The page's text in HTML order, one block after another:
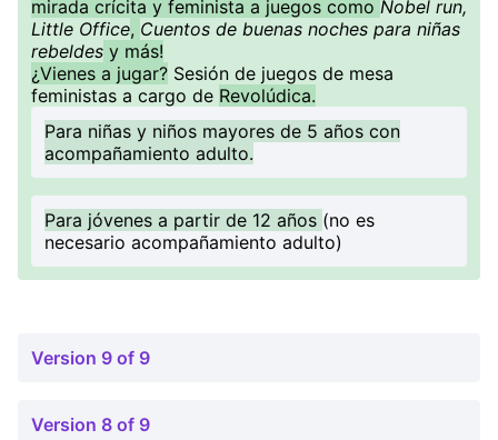
mirada crícita y feminista a juegos como Nobel run,
Little Office, Cuentos de buenas noches para niñas
rebeldes y más!
¿Vienes a jugar? Sesión de juegos de mesa
feministas a cargo de Revolúdica.
Para niñas y niños mayores de 5 años con
acompañamiento adulto.
Para jóvenes a partir de 12 años (no es
necesario acompañamiento adulto)
Version 9 of 9
Version 8 of 9